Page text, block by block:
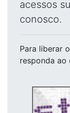
acessos
conosco.
Para liberar
responda ao